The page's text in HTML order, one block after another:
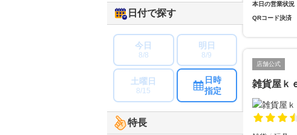
本日の営業状況
QRコード決済
店舗公式
雑貨屋ｋ
日付で探す
今日
8/8
明日
8/9
土曜日
8/15
日時
指定
特長